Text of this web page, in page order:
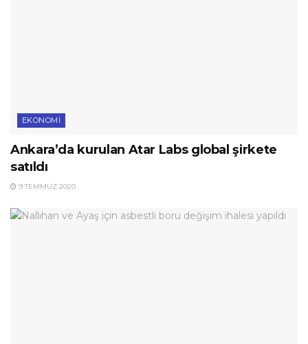
EKONOMI
Ankara’da kurulan Atar Labs global şirkete
satıldı
9 TEMMUZ 2020